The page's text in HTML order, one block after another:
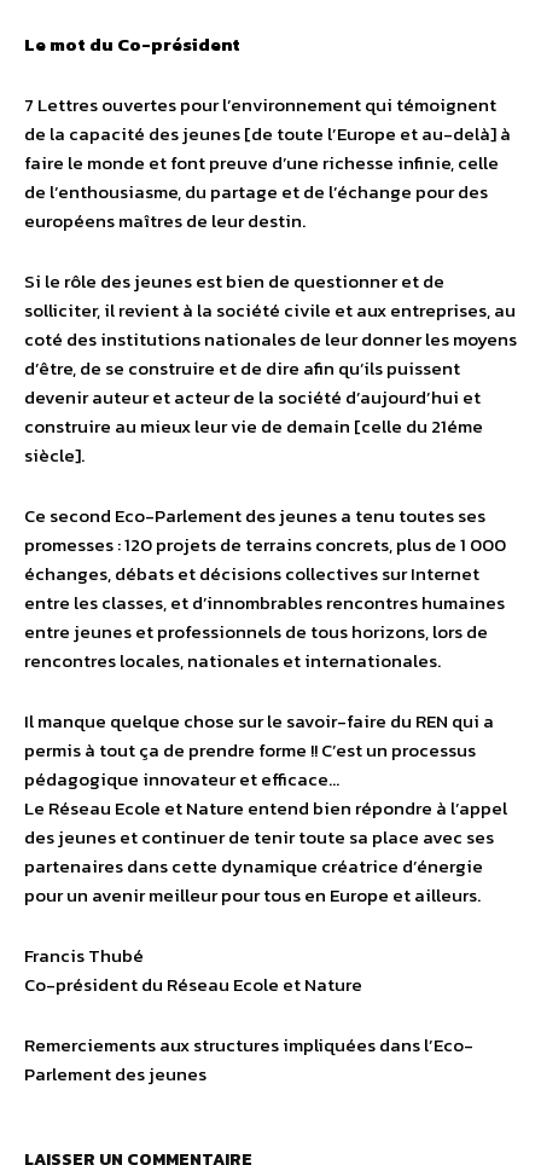
Le mot du Co-président
7 Lettres ouvertes pour l’environnement qui témoignent
de la capacité des jeunes [de toute l’Europe et au-delà] à
faire le monde et font preuve d’une richesse infinie, celle
de l’enthousiasme, du partage et de l’échange pour des
européens maîtres de leur destin.
Si le rôle des jeunes est bien de questionner et de
solliciter, il revient à la société civile et aux entreprises, au
coté des institutions nationales de leur donner les moyens
d’être, de se construire et de dire afin qu’ils puissent
devenir auteur et acteur de la société d’aujourd’hui et
construire au mieux leur vie de demain [celle du 21éme
siècle].
Ce second Eco-Parlement des jeunes a tenu toutes ses
promesses : 120 projets de terrains concrets, plus de 1 000
échanges, débats et décisions collectives sur Internet
entre les classes, et d’innombrables rencontres humaines
entre jeunes et professionnels de tous horizons, lors de
rencontres locales, nationales et internationales.
Il manque quelque chose sur le savoir-faire du REN qui a
permis à tout ça de prendre forme !! C’est un processus
pédagogique innovateur et efficace…
Le Réseau Ecole et Nature entend bien répondre à l’appel
des jeunes et continuer de tenir toute sa place avec ses
partenaires dans cette dynamique créatrice d’énergie
pour un avenir meilleur pour tous en Europe et ailleurs.
Francis Thubé
Co-président du Réseau Ecole et Nature
Remerciements aux structures impliquées dans l’Eco-
Parlement des jeunes